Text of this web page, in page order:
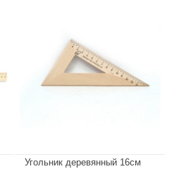
Угольник деревянный 16см